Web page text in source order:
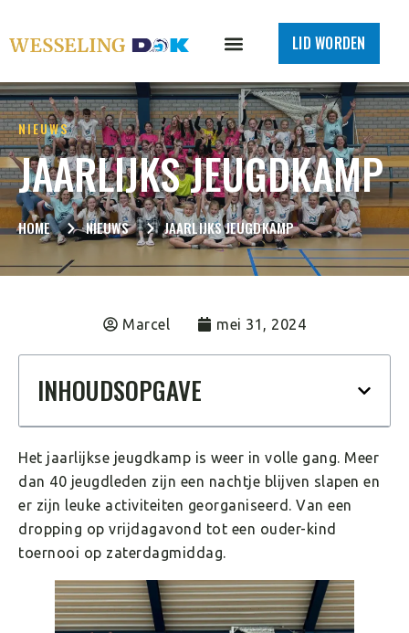
LID WORDEN
NIEUWS
JAARLIJKS JEUGDKAMP
HOME NIEUWS JAARLIJKS JEUGDKAMP
Marcel mei 31, 2024
INHOUDSOPGAVE
Het jaarlijkse jeugdkamp is weer in volle gang. Meer
dan 40 jeugdleden zijn een nachtje blijven slapen en
er zijn leuke activiteiten georganiseerd. Van een
dropping op vrijdagavond tot een ouder-kind
toernooi op zaterdagmiddag.